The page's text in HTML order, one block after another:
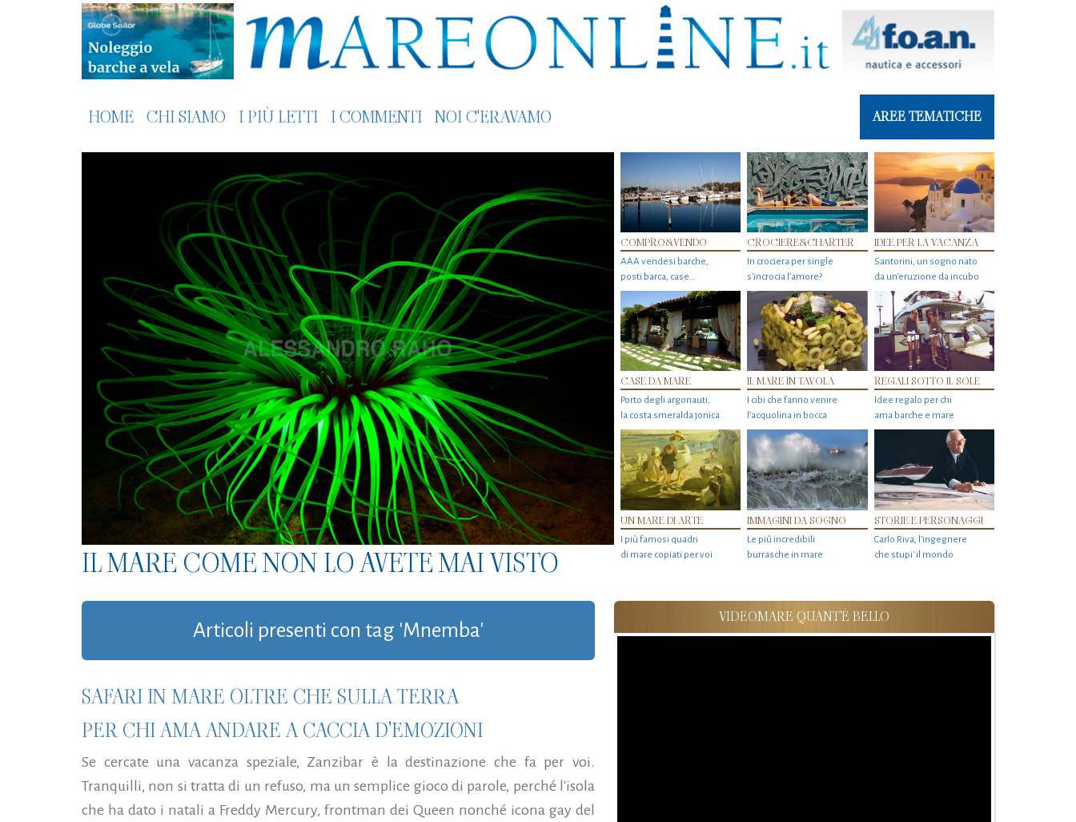
HOME CHI SIAMO I PIÙ LETTI I COMMENTI NOI C'ERAVAMO AREE TEMATICHE
IL MARE COME NON LO AVETE MAI VISTO
COMPRO&VENDO
AAA vendesi barche,
posti barca, case…
CROCIERE&CHARTER
In crociera per single
s'incrocia l’amore?
IDEE PER LA VACANZA
Santorini, un sogno nato
da un’eruzione da incubo
CASE DA MARE
Porto degli argonauti,
la costa smeralda jonica
IL MARE IN TAVOLA
I cibi che fanno venire
l’acquolina in bocca
REGALI SOTTO IL SOLE
Idee regalo per chi
ama barche e mare
UN MARE DI ARTE
I più famosi quadri
di mare copiati per voi
IMMAGINI DA SOGNO
Le più incredibili
burrasche in mare
STORIE E PERSONAGGI
Carlo Riva, l’ingegnere
che stupi' il mondo
Articoli presenti con tag 'Mnemba'
SAFARI IN MARE OLTRE CHE SULLA TERRA
PER CHI AMA ANDARE A CACCIA D'EMOZIONI
Se cercate una vacanza speziale, Zanzibar è la destinazione che fa per voi.
Tranquilli, non si tratta di un refuso, ma un semplice gioco di parole, perché l'isola
che ha dato i natali a Freddy Mercury, frontman dei Queen nonché icona gay del
VIDEOMARE QUANT'È BELLO